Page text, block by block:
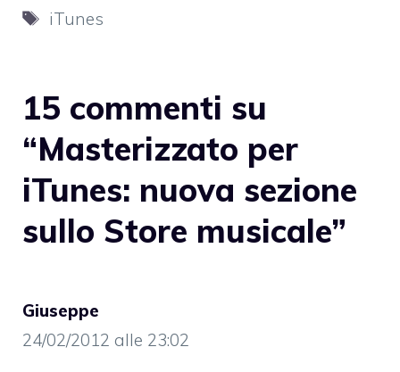
Tag
iTunes
15 commenti su
“Masterizzato per
iTunes: nuova sezione
sullo Store musicale”
Giuseppe
24/02/2012 alle 23:02